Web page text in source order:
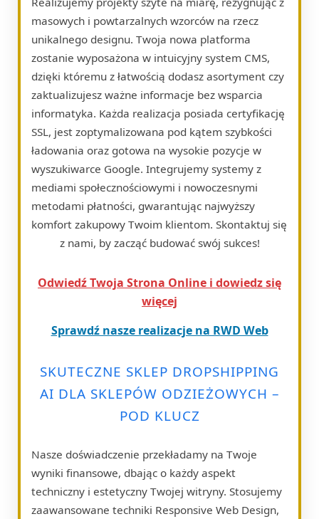
masowych i powtarzalnych wzorców na rzecz
unikalnego designu. Twoja nowa platforma
zostanie wyposażona w intuicyjny system CMS,
dzięki któremu z łatwością dodasz asortyment czy
zaktualizujesz ważne informacje bez wsparcia
informatyka. Każda realizacja posiada certyfikację
SSL, jest zoptymalizowana pod kątem szybkości
ładowania oraz gotowa na wysokie pozycje w
wyszukiwarce Google. Integrujemy systemy z
mediami społecznościowymi i nowoczesnymi
metodami płatności, gwarantując najwyższy
komfort zakupowy Twoim klientom. Skontaktuj się
z nami, by zacząć budować swój sukces!
Odwiedź Twoja Strona Online i dowiedz się
więcej
Sprawdź nasze realizacje na RWD Web
SKUTECZNE SKLEP DROPSHIPPING
AI DLA SKLEPÓW ODZIEŻOWYCH –
POD KLUCZ
Nasze doświadczenie przekładamy na Twoje
wyniki finansowe, dbając o każdy aspekt
techniczny i estetyczny Twojej witryny. Stosujemy
zaawansowane techniki Responsive Web Design,